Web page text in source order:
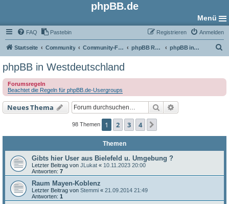
phpBB.de
Menü
FAQ Pastebin Anmelden
Registrieren
Startseite Community Community-Foren phpBB Regional phpBB in Westdeutschland
e
phpBB in Westdeutschland
Forumsregeln
Beachtet die Regeln für phpBB.de-Usergroups
Neues Thema Suche
98 Themen 1 2 3 4
Themen
Gibts hier User aus Bielefeld u. Umgebung ?
Letzter Beitrag von JLukat « 10.11.2023 20:00
Antworten: 7
Raum Mayen-Koblenz
Letzter Beitrag von Stemmi « 21.09.2014 21:49
Antworten: 1